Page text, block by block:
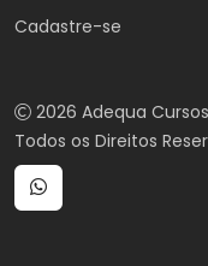
Cadastre-se
2026 Adequa
Todos os Direitos